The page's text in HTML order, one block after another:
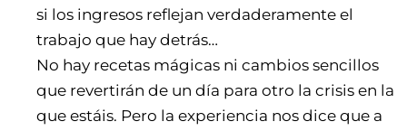
si los ingresos reflejan verdaderamente el
trabajo que hay detrás…
No hay recetas mágicas ni cambios sencillos
que revertirán de un día para otro la crisis en la
que estáis. Pero la experiencia nos dice que a